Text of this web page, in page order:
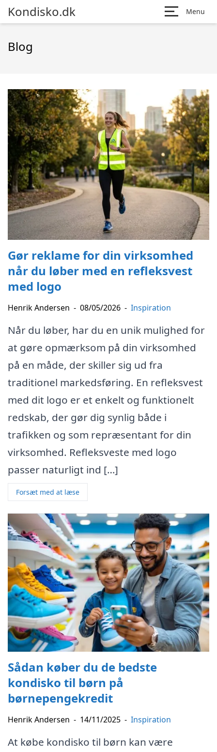
Kondisko.dk Menu
Blog
Gør reklame for din virksomhed
når du løber med en refleksvest
med logo
Henrik Andersen - 08/05/2026 - Inspiration
Når du løber, har du en unik mulighed for
at gøre opmærksom på din virksomhed
på en måde, der skiller sig ud fra
traditionel markedsføring. En refleksvest
med dit logo er et enkelt og funktionelt
redskab, der gør dig synlig både i
trafikken og som repræsentant for din
virksomhed. Refleksveste med logo
passer naturligt ind […]
Forsæt med at læse
Sådan køber du de bedste
kondisko til børn på
børnepengekredit
Henrik Andersen - 14/11/2025 - Inspiration
At købe kondisko til børn kan være